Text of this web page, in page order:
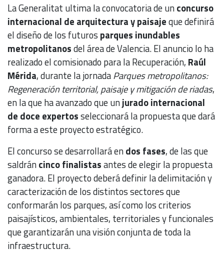
La Generalitat ultima la convocatoria de unconcurso
internacional de arquitectura y paisajeque definirá
el diseño de los futuros parques inundables
metropolitanosdel área de Valencia. El anuncio lo ha
realizado el comisionado para la Recuperación, Raúl
Mérida, durante la jornadaParques metropolitanos:
Regeneración territorial, paisaje y mitigación de riadas,
en la que ha avanzado que unjurado internacional
de doce expertosseleccionará la propuesta que dará
forma a este proyecto estratégico.
El concurso se desarrollará endos fases, de las que
saldráncinco finalistasantes de elegir la propuesta
ganadora. El proyecto deberá definir la delimitación y
caracterización de los distintos sectores que
conformarán los parques, así como los criterios
paisajísticos, ambientales, territoriales y funcionales
que garantizarán una visión conjunta de toda la
infraestructura.